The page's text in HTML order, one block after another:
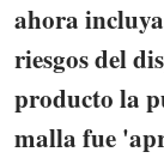
ahora
riesgos del
producto la
malla fue